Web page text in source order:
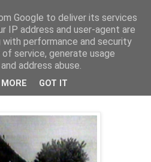
Google to deliver its services
IP address and user-agent are
with performance and security
service, generate usage
address abuse.
GOT IT